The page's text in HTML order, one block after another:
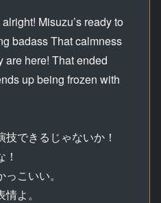
Misuzu’s ready to
badass That calmness
are here! That ended
up being frozen with
できるじゃないか！
こいい。
よ。